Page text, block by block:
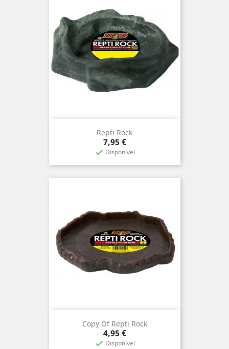
Repti Rock
Prix
7,95 €
 Disponível
Copy Of Repti Rock
Prix
4,95 €
 Disponível